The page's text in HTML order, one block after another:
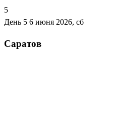
5
День 5 6 июня 2026, сб
Саратов